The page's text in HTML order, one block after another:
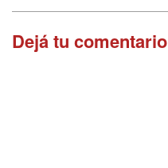
Dejá tu comentario